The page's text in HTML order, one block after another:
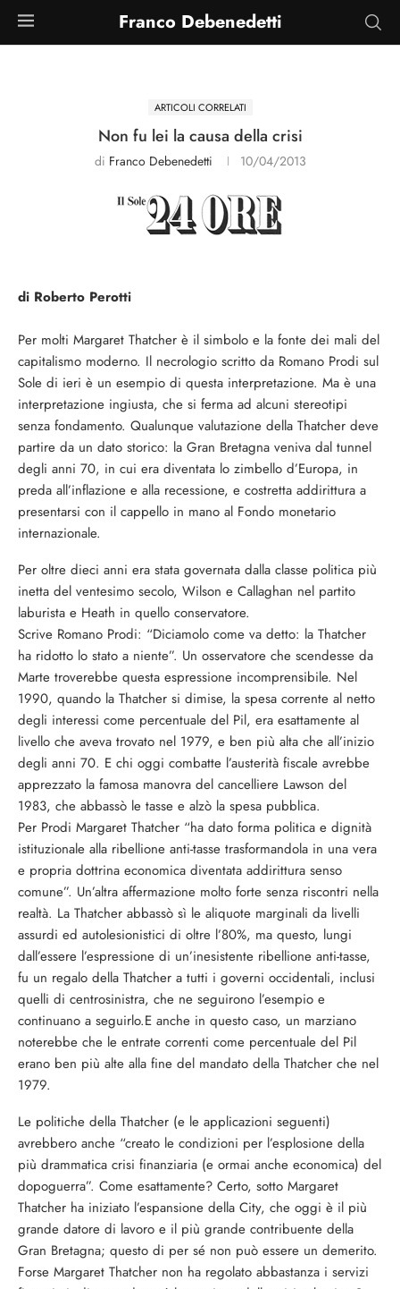
Franco Debenedetti
ARTICOLI CORRELATI
Non fu lei la causa della crisi
di Franco Debenedetti 10/04/2013
di Roberto Perotti
Per molti Margaret Thatcher è il simbolo e la fonte dei mali del
capitalismo moderno. Il necrologio scritto da Romano Prodi sul
Sole di ieri è un esempio di questa interpretazione. Ma è una
interpretazione ingiusta, che si ferma ad alcuni stereotipi
senza fondamento. Qualunque valutazione della Thatcher deve
partire da un dato storico: la Gran Bretagna veniva dal tunnel
degli anni 70, in cui era diventata lo zimbello d’Europa, in
preda all’inflazione e alla recessione, e costretta addirittura a
presentarsi con il cappello in mano al Fondo monetario
internazionale.
Per oltre dieci anni era stata governata dalla classe politica più
inetta del ventesimo secolo, Wilson e Callaghan nel partito
laburista e Heath in quello conservatore.
Scrive Romano Prodi: “Diciamolo come va detto: la Thatcher
ha ridotto lo stato a niente”. Un osservatore che scendesse da
Marte troverebbe questa espressione incomprensibile. Nel
1990, quando la Thatcher si dimise, la spesa corrente al netto
degli interessi come percentuale del Pil, era esattamente al
livello che aveva trovato nel 1979, e ben più alta che all’inizio
degli anni 70. E chi oggi combatte l’austerità fiscale avrebbe
apprezzato la famosa manovra del cancelliere Lawson del
1983, che abbassò le tasse e alzò la spesa pubblica.
Per Prodi Margaret Thatcher “ha dato forma politica e dignità
istituzionale alla ribellione anti-tasse trasformandola in una vera
e propria dottrina economica diventata addirittura senso
comune”. Un’altra affermazione molto forte senza riscontri nella
realtà. La Thatcher abbassò sì le aliquote marginali da livelli
assurdi ed autolesionistici di oltre l’80%, ma questo, lungi
dall’essere l’espressione di un’inesistente ribellione anti-tasse,
fu un regalo della Thatcher a tutti i governi occidentali, inclusi
quelli di centrosinistra, che ne seguirono l’esempio e
continuano a seguirlo.E anche in questo caso, un marziano
noterebbe che le entrate correnti come percentuale del Pil
erano ben più alte alla fine del mandato della Thatcher che nel
1979.
Le politiche della Thatcher (e le applicazioni seguenti)
avrebbero anche “creato le condizioni per l’esplosione della
più drammatica crisi finanziaria (e ormai anche economica) del
dopoguerra”. Come esattamente? Certo, sotto Margaret
Thatcher ha iniziato l’espansione della City, che oggi è il più
grande datore di lavoro e il più grande contribuente della
Gran Bretagna; questo di per sé non può essere un demerito.
Forse Margaret Thatcher non ha regolato abbastanza i servizi